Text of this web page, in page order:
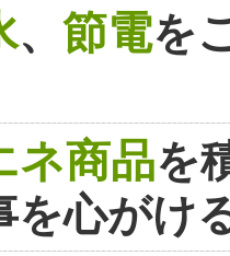
、 節電を
ネ商品を
を心がけ